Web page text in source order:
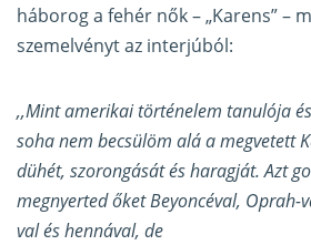
háborog a fehér nők – „Karens” –
szemelvényt az interjúból:
,,Mint amerikai történelem tanulója
soha nem becsülöm alá a megvetett
dühét, szorongását és haragját. Azt
megnyerted őket Beyoncéval, Oprah-
val és hennával, de